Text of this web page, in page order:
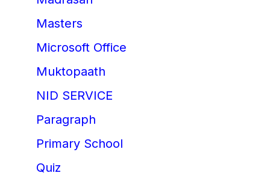
Masters
Microsoft Office
Muktopaath
NID SERVICE
Paragraph
Primary School
Quiz